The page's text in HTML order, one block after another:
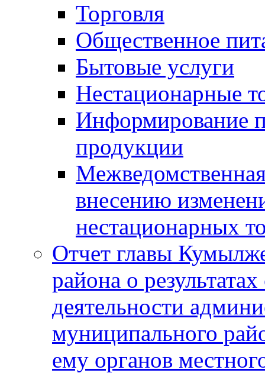
Торговля
Общественное
Бытовые услуги
Нестационарные
Информирование
продукции
внесению
нестационарных
Отчет главы
района о
деятельности
муниципального
ему органов